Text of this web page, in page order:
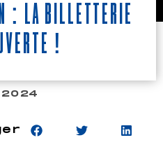
: la billetterie
!